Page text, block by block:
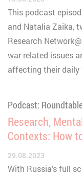
This podcast
and Natalia Zaika,
Research
war related issues
affecting their daily
Podcast:
Research,
Contexts: How
29.08.2023
With Russia’s full